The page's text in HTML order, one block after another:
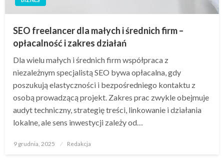
SEO freelancer dla małych i średnich firm –
opłacalność i zakres działań
Dla wielu małych i średnich firm współpraca z
niezależnym specjalistą SEO bywa opłacalna, gdy
poszukują elastyczności i bezpośredniego kontaktu z
osobą prowadzącą projekt. Zakres prac zwykle obejmuje
audyt techniczny, strategię treści, linkowanie i działania
lokalne, ale sens inwestycji zależy od…
Opublikowane
9 grudnia, 2025 Redakcja